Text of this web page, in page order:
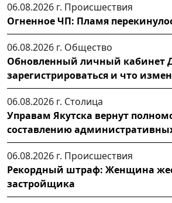
06.08.2026 г. Происшествия
Огненное ЧП: Пламя
06.08.2026 г. Общество
Обновленный личный кабинет
зарегистрироваться и что
06.08.2026 г. Столица
Управам Якутска вернут
составлению
06.08.2026 г. Происшествия
Рекордный штраф: Женщина
застройщика